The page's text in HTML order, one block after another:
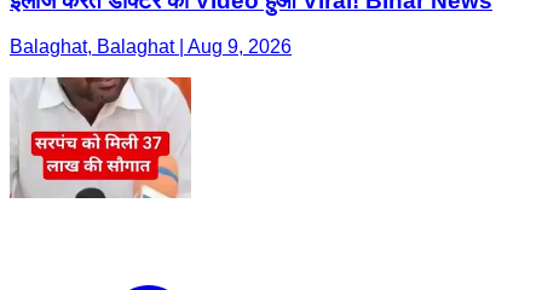
Balaghat, Balaghat | Aug 9, 2026